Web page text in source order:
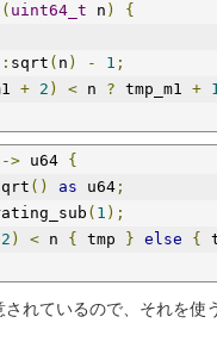
( uint64_t n )
{
sqrt ( n ) - 1 ;
+ 2 ) < n ? tmp_m1 +
-> u64 {
() as u64 ;
( 1 );
2 ) < n { tmp } else {
されているので、それを使